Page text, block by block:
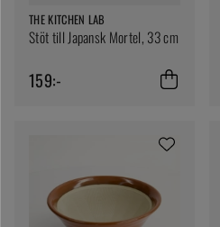
THE KITCHEN LAB
Stöt till Japansk Mortel, 33 cm
159:-